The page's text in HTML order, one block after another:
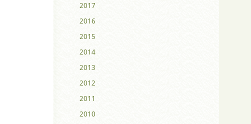
2017
2016
2015
2014
2013
2012
2011
2010